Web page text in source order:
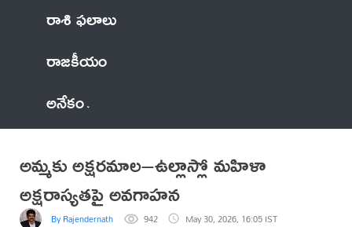
రాశి ఫలాలు
రాజకీయం
అనేకం
అమ్మకు అక్షరమాల–ఉల్లాస్లో మహిళా
అక్షరాస్యతపై అవగాహన
By Rajendernath 942 May 30, 2026, 16:05 IST